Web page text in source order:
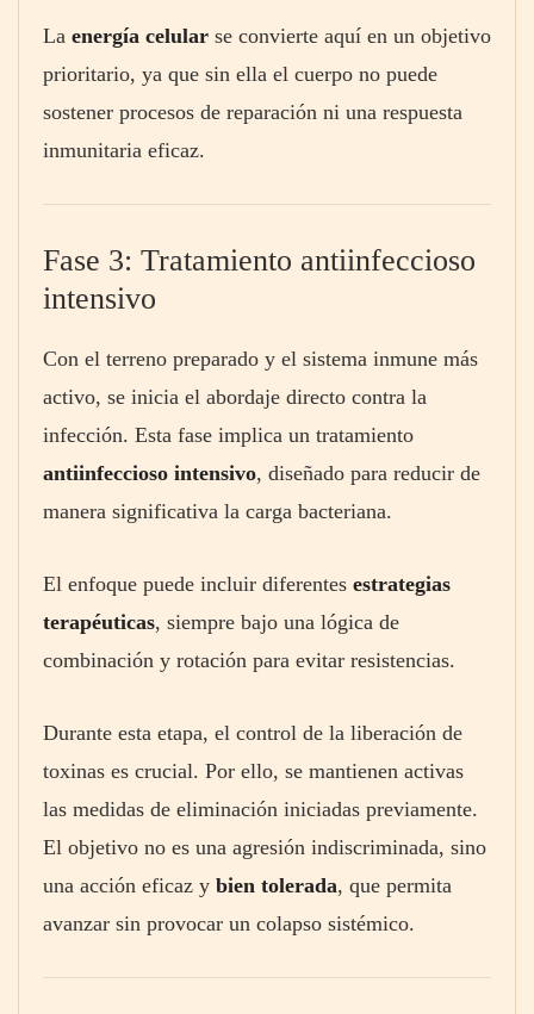
La energía celular se convierte aquí en un objetivo
prioritario, ya que sin ella el cuerpo no puede
sostener procesos de reparación ni una respuesta
inmunitaria eficaz.
Fase 3: Tratamiento antiinfeccioso
intensivo
Con el terreno preparado y el sistema inmune más
activo, se inicia el abordaje directo contra la
infección. Esta fase implica un tratamiento
antiinfeccioso intensivo, diseñado para reducir de
manera significativa la carga bacteriana.
El enfoque puede incluir diferentes estrategias
terapéuticas, siempre bajo una lógica de
combinación y rotación para evitar resistencias.
Durante esta etapa, el control de la liberación de
toxinas es crucial. Por ello, se mantienen activas
las medidas de eliminación iniciadas previamente.
El objetivo no es una agresión indiscriminada, sino
una acción eficaz y bien tolerada, que permita
avanzar sin provocar un colapso sistémico.